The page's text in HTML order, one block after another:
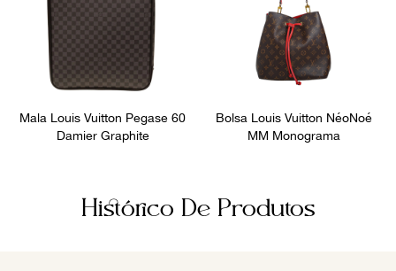
Mala Louis Vuitton Pegase 60
Damier Graphite
Bolsa Louis Vuitton NéoNoé
MM Monograma
Histórico De Produtos